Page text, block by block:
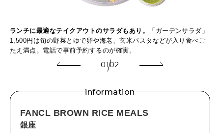
ランチに最適なテイクアウトのサラダもあり。
「ガーデンサラダ」
1,500円は旬の野菜とゆで卵や海老、玄米パスタなどが入り食べご
たえ満点。電話で事前予約するのが確実。
0102
information
FANCL BROWN RICE MEALS
銀座